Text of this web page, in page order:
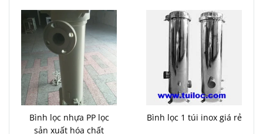
Bình lọc nhựa PP lọc
sản xuất hóa chất
Bình lọc 1 túi inox giá rẻ